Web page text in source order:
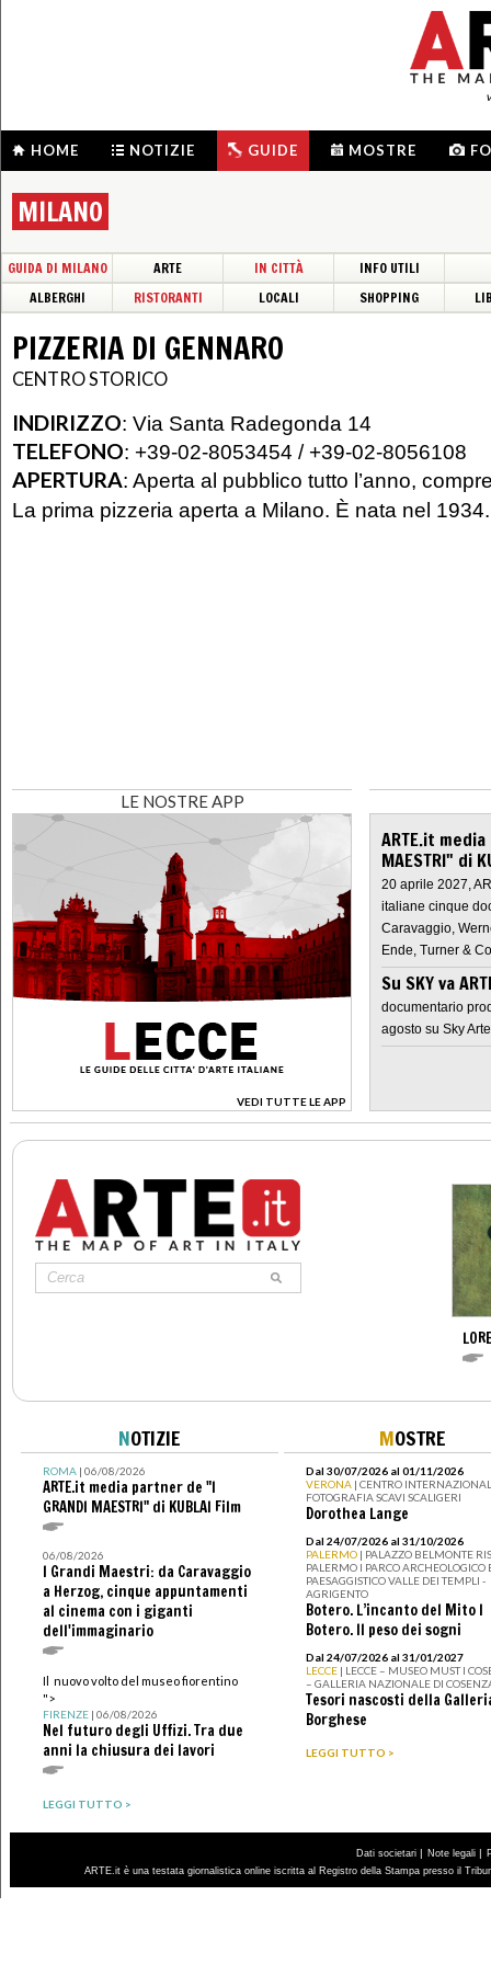
HOME NOTIZIE GUIDE MOSTRE
MILANO
GUIDA DI MILANO ARTE IN CITTÀ
INFO UTILI
ALBERGHI
RISTORANTI LOCALI SHOPPING
PIZZERIA DI GENNARO
CENTRO STORICO
INDIRIZZO: Via Santa Radegonda 14
TELEFONO: +39-02-8053454 / +39-02-8056108
APERTURA: Aperta al pubblico tutto l’anno,
La prima pizzeria aperta a Milano. È nata nel 1934.
LE NOSTRE APP
VEDI TUTTE LE APP
>
ARTE.it
MAESTRI" di
20 aprile 2027,
italiane cinque
Caravaggio,
Ende, Turner &
Su SKY va
documentario
agosto su Sky Arte
NOTIZIE
ROMA| 06/08/2026
ARTE.it media partner de "I
GRANDI MAESTRI" di KUBLAI Film
06/08/2026
I Grandi Maestri: da Caravaggio
a Herzog, cinque appuntamenti
al cinema con i giganti
dell'immaginario
Il nuovo volto del museo fiorentino
">
FIRENZE| 06/08/2026
Nel futuro degli Uffizi. Tra due
anni la chiusura dei lavori
LEGGI TUTTO >
MOSTRE
Dal 30/07/2026 al 01/11/2026
VERONA | CENTRO
FOTOGRAFIA SCAVI SCALIGERI
Dorothea Lange
Dal 24/07/2026 al 31/10/2026
PALERMO | PALAZZO BELMONTE
PALERMO I PARCO ARCHEOLOGICO
PAESAGGISTICO VALLE DEI TEMPLI -
AGRIGENTO
Botero. L’incanto del Mito I
Botero. Il peso dei sogni
Dal 24/07/2026 al 31/01/2027
LECCE | LECCE – MUSEO MUST I
– GALLERIA NAZIONALE DI
Tesori nascosti della
Borghese
LEGGI TUTTO >
Dati societari | Note legali |
ARTE.it è una testata giornalistica online iscritta al Registro della Stampa presso il